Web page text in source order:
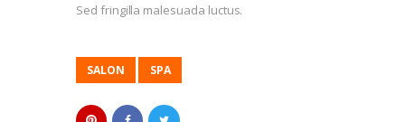
Sed fringilla malesuada luctus.
SALON SPA